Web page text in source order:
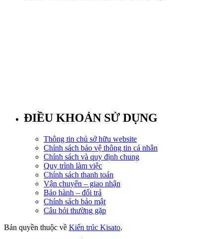
ĐIỀU KHOẢN SỬ DỤNG
Thông tin chủ sở hữu website
Chính sách bảo vệ thông tin cá nhân
Chính sách và quy định chung
Quy trình làm việc
Chính sách thanh toán
Vận chuyển – giao nhận
Bảo hành – đổi trả
Chính sách bảo mật
Câu hỏi thường gặp
Bản quyền thuộc về Kiến trúc Kisato.